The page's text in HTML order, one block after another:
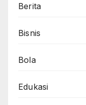
Berita
Bisnis
Bola
Edukasi